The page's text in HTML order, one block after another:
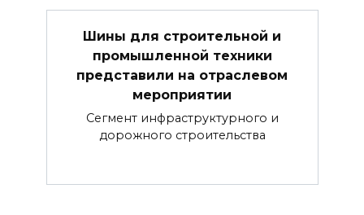
Шины для строительной и
промышленной техники
представили на отраслевом
мероприятии
Сегмент инфраструктурного и
дорожного строительства